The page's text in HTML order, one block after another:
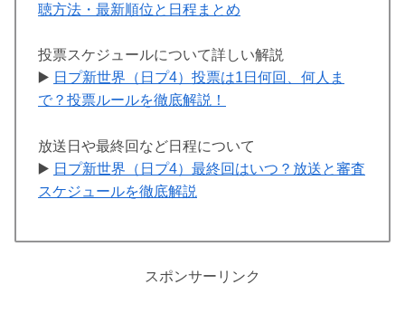
聴方法・最新順位と日程まとめ
投票スケジュールについて詳しい解説
▶️ 日プ新世界（日プ4）投票は1日何回、何人ま
で？投票ルールを徹底解説！
放送日や最終回など日程について
▶️ 日プ新世界（日プ4）最終回はいつ？放送と審査
スケジュールを徹底解説
スポンサーリンク